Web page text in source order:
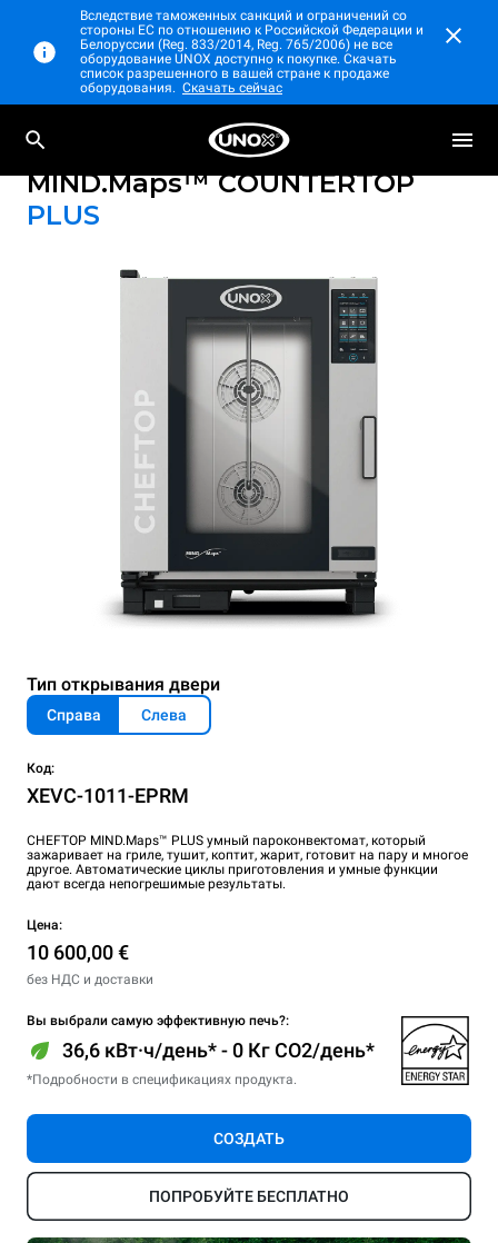
Вследствие таможенных санкций и ограничений со
стороны ЕС по отношению к Российской Федерации и
Белоруссии (Reg. 833/2014, Reg. 765/2006) не все
оборудование UNOX доступно к покупке. Скачать
список разрешенного в вашей стране к продаже
оборудования. Скачать сейчас
Профессиональный настольный
пароконвектомат
CHEFTOP
MIND.Maps™ COUNTERTOP
PLUS
Тип открывания двери
Справа Слева
Код:
XEVC-1011-EPRM
CHEFTOP MIND.Maps™ PLUS умный пароконвектомат, который
зажаривает на гриле, тушит, коптит, жарит, готовит на пару и многое
другое. Автоматические циклы приготовления и умные функции
дают всегда непогрешимые результаты.
Цена:
10 600,00 €
без НДС и доставки
Вы выбрали самую эффективную печь?:
36,6 кВт·ч/день* - 0 Кг CO2/день*
*Подробности в спецификациях продукта.
СОЗДАТЬ
ПОПРОБУЙТЕ БЕСПЛАТНО